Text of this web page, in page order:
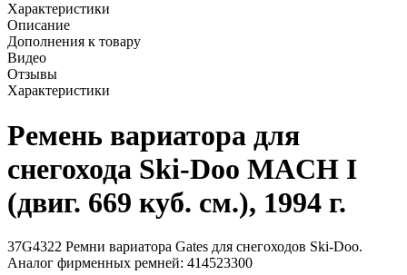
Характеристики
Описание
Дополнения к товару
Видео
Отзывы
Характеристики
Ремень вариатора для
снегохода Ski-Doo MACH I
(двиг. 669 куб. см.), 1994 г.
37G4322 Ремни вариатора Gates для снегоходов Ski-Doo.
Аналог фирменных ремней: 414523300